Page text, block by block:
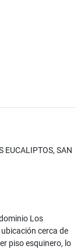
EUCALIPTOS, SAN
Los
cerca de
piso esquinero, lo